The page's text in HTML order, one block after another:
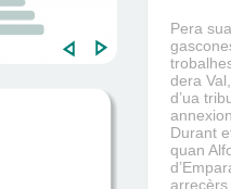
Pera
dera
d’ua
Durant
quan
arrecèrs